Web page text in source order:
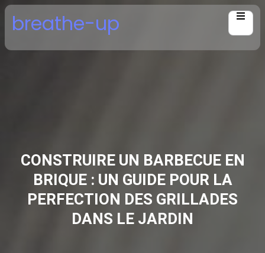
Skip
content
breathe-up
CONSTRUIRE UN BARBECUE EN
BRIQUE : UN GUIDE POUR LA
PERFECTION DES GRILLADES
DANS LE JARDIN